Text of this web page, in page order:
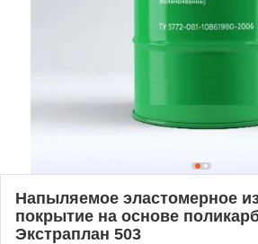
Напыляемое эластомерное
покрытие на основе
Экстраплан 503